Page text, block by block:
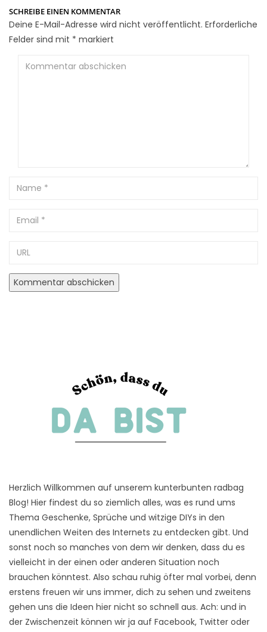
SCHREIBE EINEN KOMMENTAR
Deine E-Mail-Adresse wird nicht veröffentlicht. Erforderliche
Felder sind mit * markiert
Kommentar
Name
Email
Herzlich Willkommen auf unserem kunterbunten radbag
Blog! Hier findest du so ziemlich alles, was es rund ums
Thema Geschenke, Sprüche und witzige DIYs in den
unendlichen Weiten des Internets zu entdecken gibt. Und
sonst noch so manches von dem wir denken, dass du es
vielleicht in der einen oder anderen Situation noch
brauchen könntest. Also schau ruhig öfter mal vorbei, denn
erstens freuen wir uns immer, dich zu sehen und zweitens
gehen uns die Ideen hier nicht so schnell aus. Ach: und in
der Zwischenzeit können wir ja auf Facebook, Twitter oder